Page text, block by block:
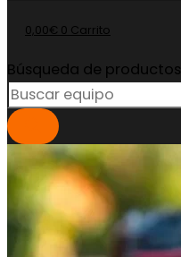
0,00€ 0 Carrito
Búsqueda de productos